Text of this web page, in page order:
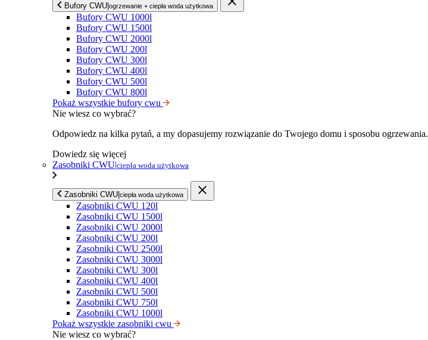
Bufory CWU ogrzewanie + ciepła woda użytkowa
Bufory CWU 1000l
Bufory CWU 1500l
Bufory CWU 2000l
Bufory CWU 200l
Bufory CWU 300l
Bufory CWU 400l
Bufory CWU 500l
Bufory CWU 800l
Pokaż wszystkie bufory cwu
Nie wiesz co wybrać?
Odpowiedz na kilka pytań, a my dopasujemy rozwiązanie do Twojego domu i sposobu ogrzewania.
Dowiedz się więcej
Zasobniki CWU|ciepła woda użytkowa
Zasobniki CWU ciepła woda użytkowa
Zasobniki CWU 120l
Zasobniki CWU 1500l
Zasobniki CWU 2000l
Zasobniki CWU 200l
Zasobniki CWU 2500l
Zasobniki CWU 3000l
Zasobniki CWU 300l
Zasobniki CWU 400l
Zasobniki CWU 500l
Zasobniki CWU 750l
Zasobniki CWU 1000l
Pokaż wszystkie zasobniki cwu
Nie wiesz co wybrać?